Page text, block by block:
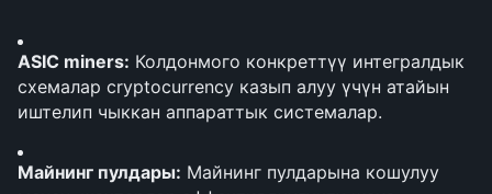
ASIC miners: Колдонмого конкреттүү интегралдык
схемалар cryptocurrency казып алуу үчүн атайын
иштелип чыккан аппараттык системалар.
Майнинг пулдары: Майнинг пулдарына кошулуу